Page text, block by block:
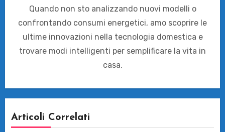
Quando non sto analizzando nuovi modelli o
confrontando consumi energetici, amo scoprire le
ultime innovazioni nella tecnologia domestica e
trovare modi intelligenti per semplificare la vita in
casa.
Articoli Correlati